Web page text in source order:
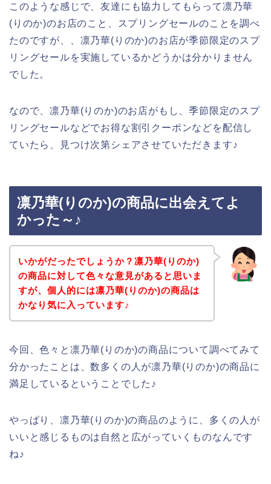
このような感じで、友達にも協力してもらって凛乃華
(りのか)のお店のこと、スプリングセールのことを調べ
たのですが、、凛乃華(りのか)のお店が季節限定のスプ
リングセールを実施しているかどうかは分かりません
でした。
なので、凛乃華(りのか)のお店がもし、季節限定のスプ
リングセールなどでお得な割引クーポンなどを配信し
ていたら、見つけ次第シェアさせていただきます♪
凛乃華(りのか)の商品に出会えてよ
かった～♪
いかがだったでしょうか？凛乃華(りのか)
の商品に対して色々な意見があると思いま
すが、個人的には凛乃華(りのか)の商品は
かなり気に入っています♪
今回、色々と凛乃華(りのか)の商品について調べてみて
分かったことは、数多くの人が凛乃華(りのか)の商品に
満足しているということでした♪
やっぱり、凛乃華(りのか)の商品のように、多くの人が
いいと感じるものは自然と広がっていくものなんです
ね♪